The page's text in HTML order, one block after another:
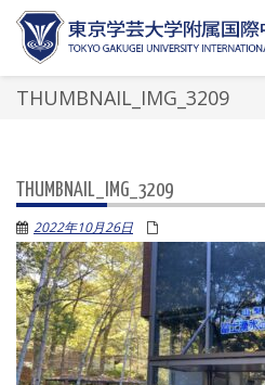
THUMBNAIL_IMG_3209
THUMBNAIL_IMG_3209
2022年10月26日